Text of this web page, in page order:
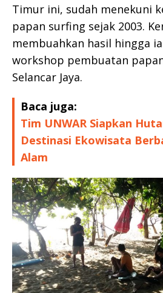
Timur ini, sudah menekuni
papan surfing sejak 2003.
membuahkan hasil hingga
workshop pembuatan
Selancar Jaya.
Baca juga:
Tim UNWAR Siapkan
Destinasi Ekowisata
Alam